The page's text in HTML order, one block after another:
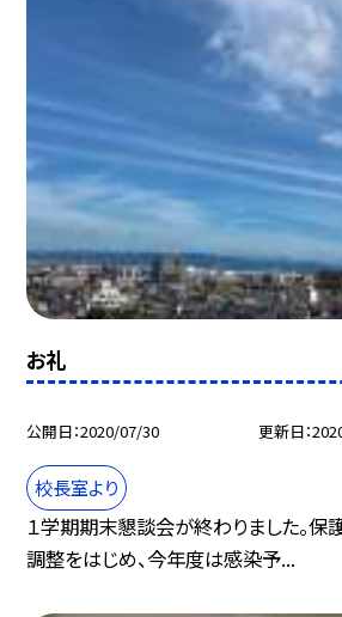
お礼
公開日 2020/07/30 更新日
校長室より
１学期期末懇談会が終わりました。
調整をはじめ、今年度は感染予...